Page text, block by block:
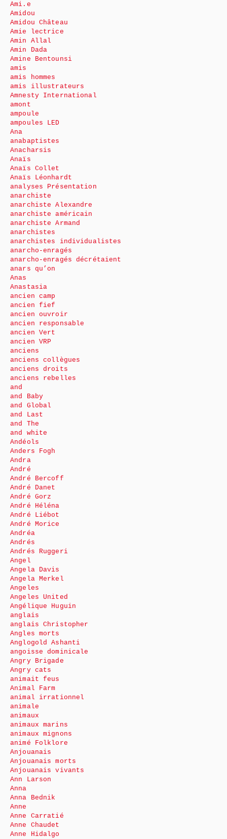
Ami.e
Amidou
Amidou Château
Amie lectrice
Amin Allal
Amin Dada
Amine Bentounsi
amis
amis hommes
amis illustrateurs
Amnesty International
amont
ampoule
ampoules LED
Ana
anabaptistes
Anacharsis
Anaïs
Anaïs Collet
Anaïs Léonhardt
analyses Présentation
anarchiste
anarchiste Alexandre
anarchiste américain
anarchiste Armand
anarchistes
anarchistes individualistes
anarcho-enragés
anarcho-enragés décrétaient
anars qu’on
Anas
Anastasia
ancien camp
ancien fief
ancien ouvroir
ancien responsable
ancien Vert
ancien VRP
anciens
anciens collègues
anciens droits
anciens rebelles
and
and Baby
and Global
and Last
and The
and white
Andéols
Anders Fogh
Andra
André
André Bercoff
André Danet
André Gorz
André Héléna
André Liébot
André Morice
Andréa
Andrés
Andrés Ruggeri
Angel
Angela Davis
Angela Merkel
Angeles
Angeles United
Angélique Huguin
anglais
anglais Christopher
Angles morts
Anglogold Ashanti
angoisse dominicale
Angry Brigade
Angry cats
animait feus
Animal Farm
animal irrationnel
animale
animaux
animaux marins
animaux mignons
animé Folklore
Anjouanais
Anjouanais morts
Anjouanais vivants
Ann Larson
Anna
Anna Bednik
Anne
Anne Carratié
Anne Chaudet
Anne Hidalgo